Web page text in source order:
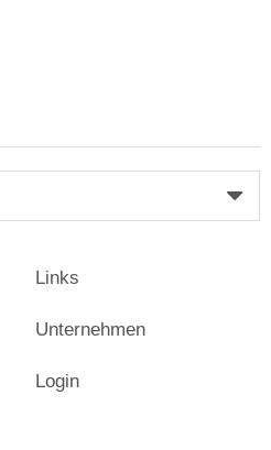
Links
Unternehmen
Login